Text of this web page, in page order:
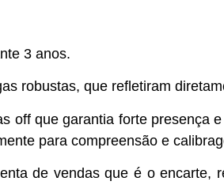
3 anos.
robustas, que refletiram
off que garantia forte presença
para compreensão e
de vendas que é o